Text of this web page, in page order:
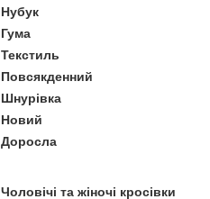
Нубук
Гума
Текстиль
Повсякденний
Шнурівка
Новий
Доросла
Чоловічі та жіночі кросівки